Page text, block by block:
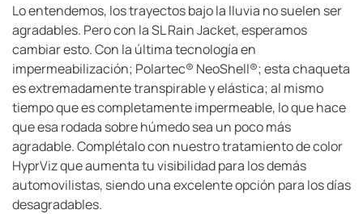
Lo entendemos, los trayectos bajo la lluvia no suelen ser
agradables. Pero con la SL Rain Jacket, esperamos
cambiar esto. Con la última tecnología en
impermeabilización; Polartec® NeoShell®; esta chaqueta
es extremadamente transpirable y elástica; al mismo
tiempo que es completamente impermeable, lo que hace
que esa rodada sobre húmedo sea un poco más
agradable. Complétalo con nuestro tratamiento de color
HyprViz que aumenta tu visibilidad para los demás
automovilistas, siendo una excelente opción para los días
desagradables.